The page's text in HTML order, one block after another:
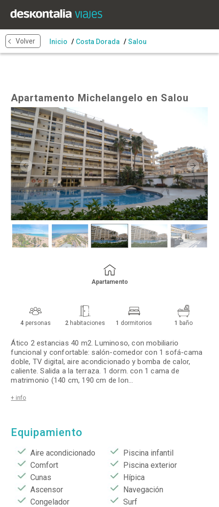
Volver Inicio Costa Dorada Salou
Apartamento Michelangelo en Salou
Apartamento
4personas 2habitaciones 1 dormitorios 1 baño
Ático 2 estancias 40 m2. Luminoso, con mobiliario
funcional y confortable: salón-comedor con 1 sofá-cama
doble, TV digital, aire acondicionado y bomba de calor,
caliente. Salida a la terraza. 1 dorm. con 1 cama de
matrimonio (140 cm, 190 cm de lon...
+ info
Equipamiento
Aire acondicionado
Comfort
Cunas
Ascensor
Congelador
Piscina infantil
Piscina exterior
Hípica
Navegación
Surf